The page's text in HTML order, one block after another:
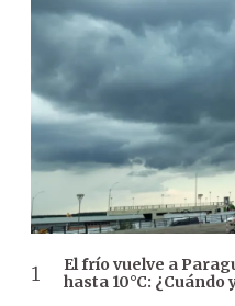
El frío vuelve a
hasta 10°C: